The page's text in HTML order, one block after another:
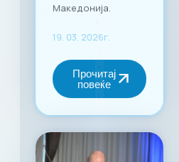
Македонија.
19. 03. 2026г.
Прочитај
повеќе